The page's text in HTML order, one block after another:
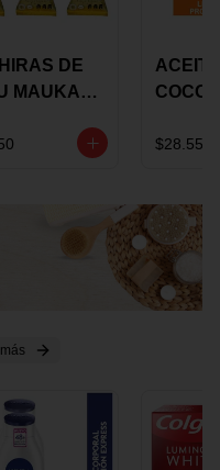
DE
MAUKA
COCO
150G
$28.550